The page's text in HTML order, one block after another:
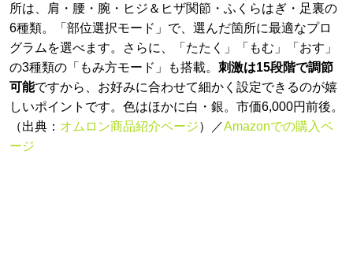
所は、肩・腰・腕・ヒジ＆ヒザ関節・ふくらはぎ・足裏の
6種類。「部位選択モード」で、選んだ箇所に最適なプロ
グラムを選べます。さらに、「たたく」「もむ」「おす」
の3種類の「もみ方モード」も搭載。 刺激は15段階で調節
可能ですから、お好みに合わせて細かく設定できるのが嬉
しいポイントです。色はほかに白・銀。市価6,000円前後。
（出典： オムロン商品紹介ページ）／Amazonでの購入ペ
ージ